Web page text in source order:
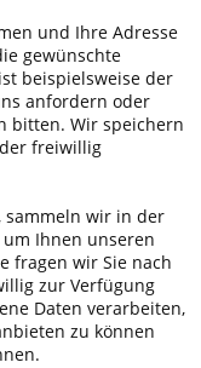
und Ihre Adresse
gewünschte
beispielsweise der
anfordern oder
bitten. Wir speichern
freiwillig
sammeln wir in der
Ihnen unseren
fragen wir Sie nach
zur Verfügung
Daten verarbeiten,
zu können